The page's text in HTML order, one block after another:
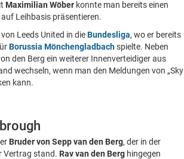
Maximilian Wöber konnte man bereits einen
Leihbasis präsentieren.
Leeds United in dieBundesliga, wo er bereits
Borussia Mönchengladbachspielte. Neben
den Berg ein weiterer Innenverteidiger aus
wechseln, wenn man den Meldungen von „Sky
kann.
Bruder von Sepp van den Berg, der in der
Vertrag stand. Rav van den Berg hingegen